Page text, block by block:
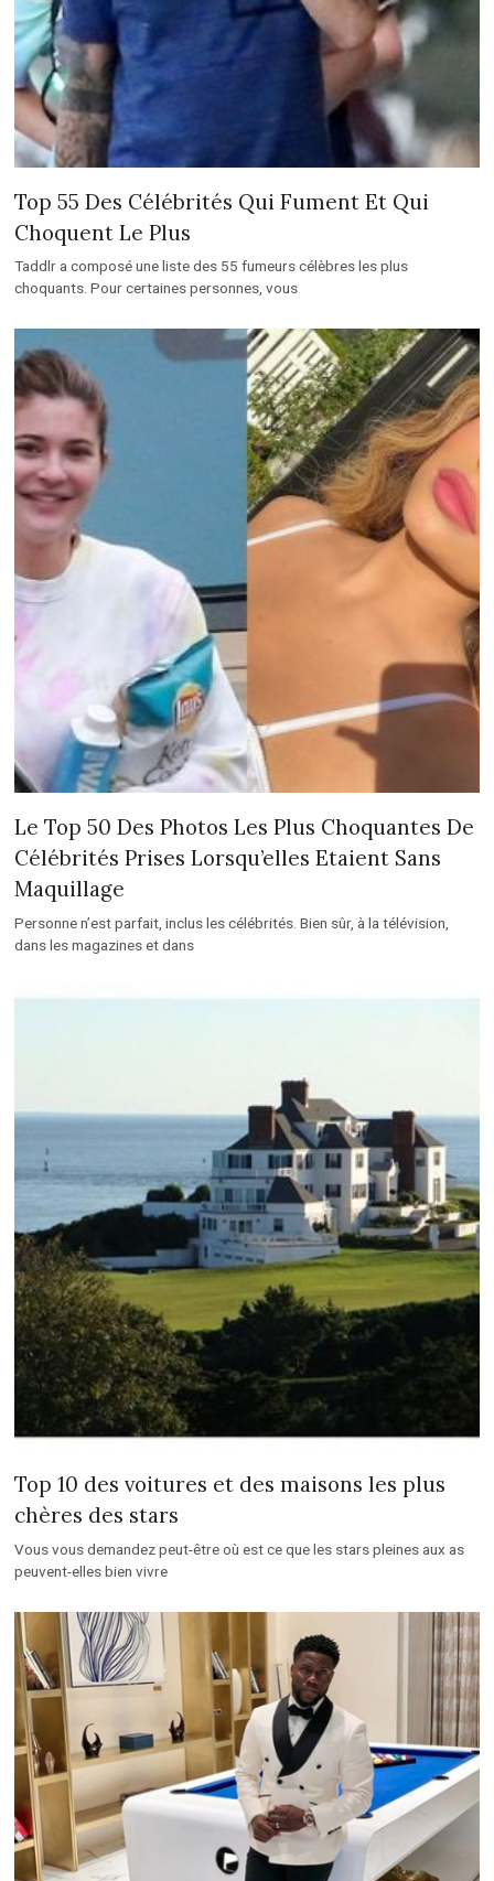
Top 55 Des Célébrités Qui Fument Et Qui
Choquent Le Plus
Taddlr a composé une liste des 55 fumeurs célèbres les plus
choquants. Pour certaines personnes, vous
Le Top 50 Des Photos Les Plus Choquantes De
Célébrités Prises Lorsqu’elles Etaient Sans
Maquillage
Personne n’est parfait, inclus les célébrités. Bien sûr, à la télévision,
dans les magazines et dans
Top 10 des voitures et des maisons les plus
chères des stars
Vous vous demandez peut-être où est ce que les stars pleines aux as
peuvent-elles bien vivre